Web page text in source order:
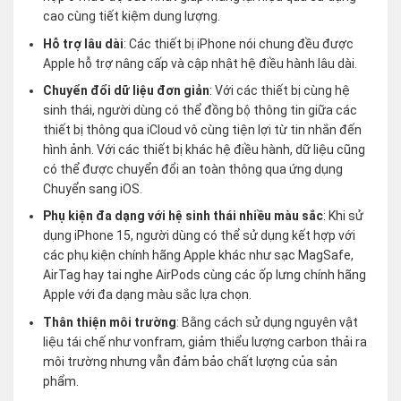
cao cùng tiết kiệm dung lượng.
Hỗ trợ lâu dài: Các thiết bị iPhone nói chung đều được
Apple hỗ trợ nâng cấp và cập nhật hệ điều hành lâu dài.
Chuyển đổi dữ liệu đơn giản: Với các thiết bị cùng hệ
sinh thái, người dùng có thể đồng bộ thông tin giữa các
thiết bị thông qua iCloud vô cùng tiện lợi từ tin nhắn đến
hình ảnh. Với các thiết bị khác hệ điều hành, dữ liệu cũng
có thể được chuyển đổi an toàn thông qua ứng dụng
Chuyển sang iOS.
Phụ kiện đa dạng với hệ sinh thái nhiều màu sắc: Khi sử
dụng iPhone 15, người dùng có thể sử dụng kết hợp với
các phụ kiện chính hãng Apple khác như sạc MagSafe,
AirTag hay tai nghe AirPods cùng các ốp lưng chính hãng
Apple với đa dạng màu sắc lựa chọn.
Thân thiện môi trường: Bằng cách sử dụng nguyên vật
liệu tái chế như vonfram, giảm thiểu lượng carbon thải ra
môi trường nhưng vẫn đảm bảo chất lượng của sản
phẩm.